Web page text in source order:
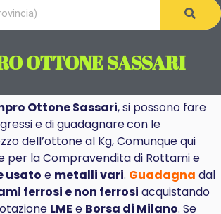
OTTONE SASSARI
Ottone Sassari, si possono fare
e diguadagnarecon le
dell’ottone al Kg, Comunque qui
per la Compravendita di Rottami e
usato e metalli vari. Guadagna dal
ferrosi e non ferrosi acquistando
LME e Borsa di Milano. Se